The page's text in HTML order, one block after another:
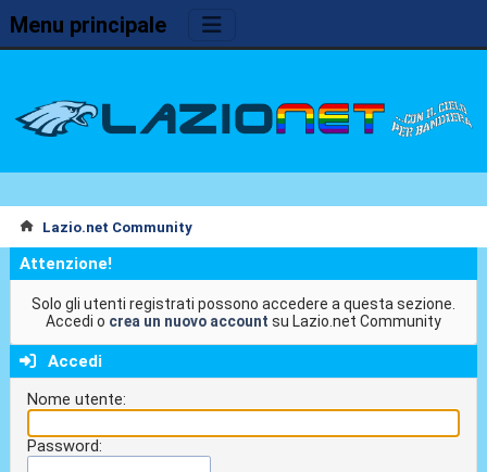
Menu principale
Lazio.net Community
Attenzione!
Solo gli utenti registrati possono accedere a questa sezione.
Accedi o crea un nuovo account su Lazio.net Community
Accedi
Nome utente:
Password: